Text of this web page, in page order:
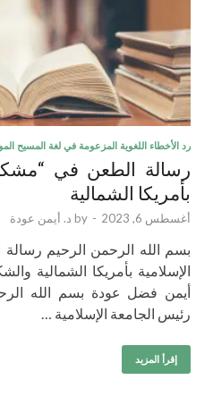
رد الأخطاء اللغوية المزعومة في لغة المسيح
رسالة الطعن في
بأمريكا الشمالية
أغسطس 6, 2023 -
by د. أيمن عودة
بسم الله الرحمن الرحيم
أيمن فضل عودة بسم الله
رئيس الجامعة الإسلامية …
إقرأ المزيد